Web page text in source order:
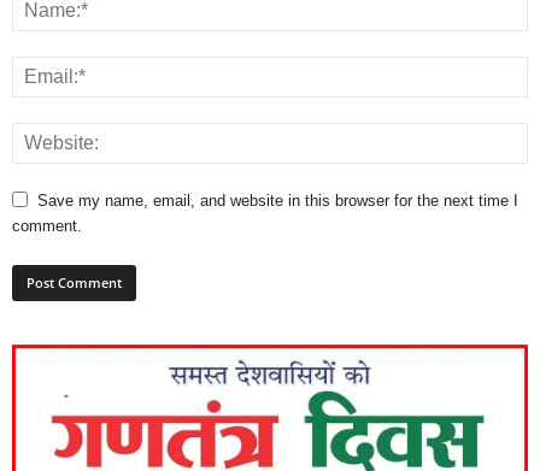
Save my name, email, and website in this browser for the next time I
comment.